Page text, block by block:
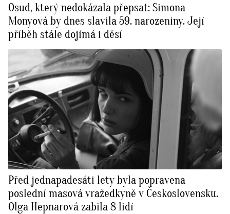
Osud, který nedokázala přepsat: Simona
Monyová by dnes slavila 59. narozeniny. Její
příběh stále dojímá i děsí
Před jednapadesáti lety byla popravena
poslední masová vražedkyně v Československu.
Olga Hepnarová zabila 8 lidí